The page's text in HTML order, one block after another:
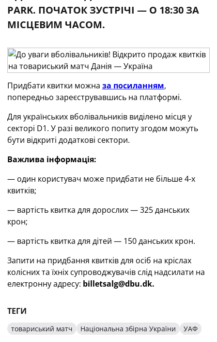
PARK. ПОЧАТОК ЗУСТРІЧІ — О 18:30 ЗА
МІСЦЕВИМ ЧАСОМ.
Придбати квитки можна за посиланням,
попередньо зареєструвавшись на платформі.
Для українських вболівальників виділено місця у
секторі D1. У разі великого попиту згодом можуть
бути відкриті додаткові сектори.
Важлива інформація:
— один користувач може придбати не більше 4-х
квитків;
— вартість квитка для дорослих — 325 данських
крон;
— вартість квитка для дітей — 150 данських крон.
Запити на придбання квитків для осіб на кріслах
колісних та їхніх супроводжувачів слід надсилати на
електронну адресу: billetsalg@dbu.dk.
ТЕГИ
товариський матч Національна збірна України УАФ